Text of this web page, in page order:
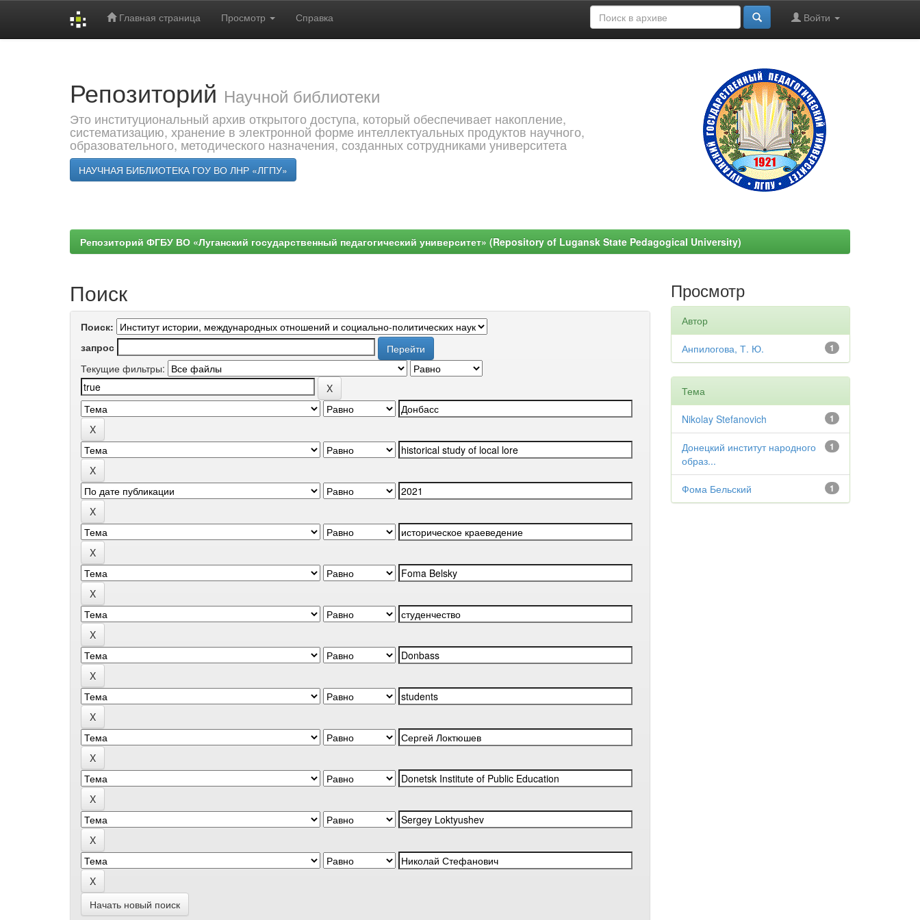
Главная страница Просмотр Справка Войти
Репозиторий Научной библиотеки
Это институциональный архив открытого доступа, который обеспечивает накопление,
систематизацию, хранение в электронной форме интеллектуальных продуктов научного,
образовательного, методического назначения, созданных сотрудниками университета
НАУЧНАЯ БИБЛИОТЕКА ГОУ ВО ЛНР «ЛГПУ»
Репозиторий ФГБУ ВО «Луганский государственный педагогический университет» (Repository of Lugansk State Pedagogical University)
Поиск
Поиск:
запрос
Текущие фильтры:
Начать новый поиск
Просмотр
Автор
1
Анпилогова, Т. Ю.
Тема
1
Nikolay Stefanovich
1
Донецкий институт народного
образ...
1
Фома Бельский